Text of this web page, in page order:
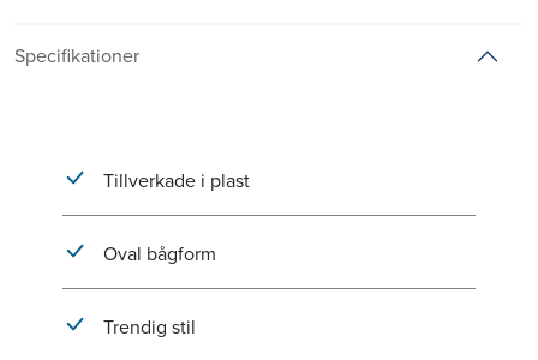
Specifikationer
Tillverkade i plast
Oval bågform
Trendig stil